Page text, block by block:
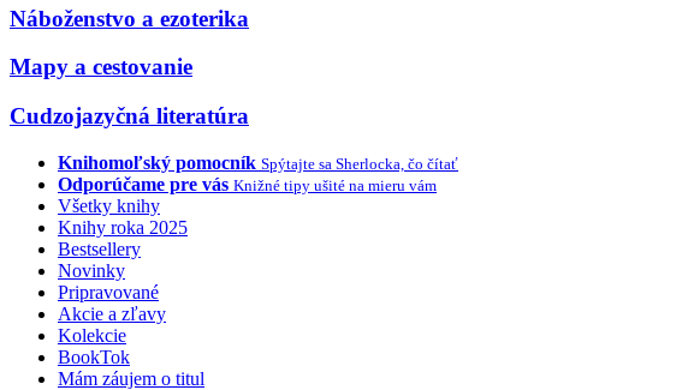
Náboženstvo a ezoterika
Mapy a cestovanie
Cudzojazyčná literatúra
Knihomoľský pomocník Spýtajte sa Sherlocka, čo čítať
Odporúčame pre vás Knižné tipy ušité na mieru vám
Všetky knihy
Knihy roka 2025
Bestsellery
Novinky
Pripravované
Akcie a zľavy
Kolekcie
BookTok
Mám záujem o titul